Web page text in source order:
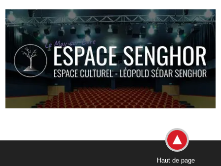
Haut de page